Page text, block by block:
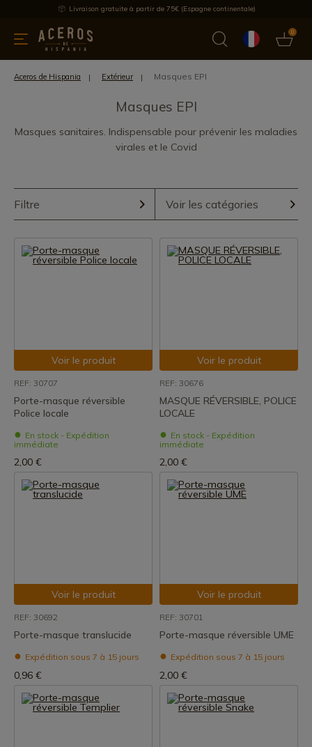
Livraison gratuite à partir de 75€ (Espagne continentale)
0
de cuisine Offre Dernières nouvelles Meilleures ventes
Aceros de Hispania Extérieur Masques EPI
Masques EPI
Masques sanitaires. Indispensable pour prévenir les maladies
virales et le Covid
Filtre Voir les catégories
Voir le produit
REF: 30707
Porte-masque réversible
Police locale
En stock - Expédition
immédiate
2,00 €
Voir le produit
REF: 30676
MASQUE RÉVERSIBLE, POLICE
LOCALE
En stock - Expédition
immédiate
2,00 €
Voir le produit
REF: 30692
Porte-masque translucide
Expédition sous 7 à 15 jours
0,96 €
Voir le produit
REF: 30701
Porte-masque réversible UME
Expédition sous 7 à 15 jours
2,00 €